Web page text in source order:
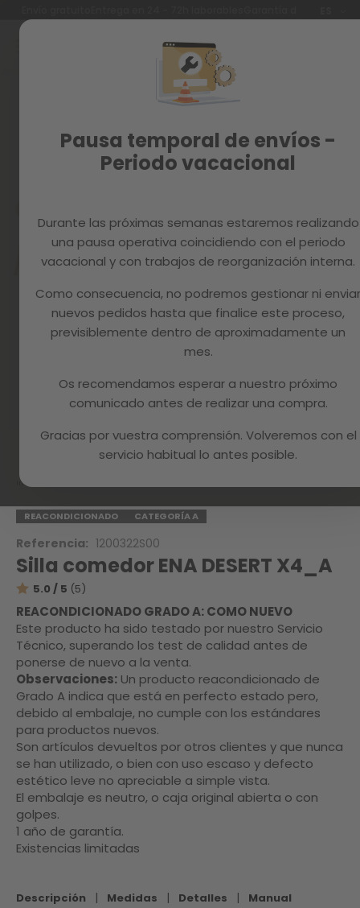
Pausa temporal de envíos -
Periodo vacacional
Durante las próximas semanas estaremos realizando
una pausa operativa coincidiendo con el periodo
vacacional y con trabajos de reorganización interna.
Como consecuencia, no podremos gestionar ni enviar
nuevos pedidos hasta que finalice este proceso,
previsiblemente dentro de aproximadamente un
mes.
Os recomendamos esperar a nuestro próximo
comunicado antes de realizar una compra.
Gracias por vuestra comprensión. Volveremos con el
servicio habitual lo antes posible.
beginning
gallery
Inicio
REACONDICIONADO CATEGORÍA A
Referencia: 1200322S00
Silla comedor ENA DESERT X4_A
5.0 / 5 (5)
REACONDICIONADO GRADO A: COMO NUEVO
Este producto ha sido testado por nuestro Servicio
Técnico, superando los test de calidad antes de
ponerse de nuevo a la venta.
Observaciones: Un producto reacondicionado de
Grado A indica que está en perfecto estado pero,
debido al embalaje, no cumple con los estándares
para productos nuevos.
Son artículos devueltos por otros clientes y que nunca
se han utilizado, o bien con uso escaso y defecto
estético leve no apreciable a simple vista.
El embalaje es neutro, o caja original abierta o con
golpes.
1 año de garantía.
Existencias limitadas
Descripción | Medidas | Detalles | Manual